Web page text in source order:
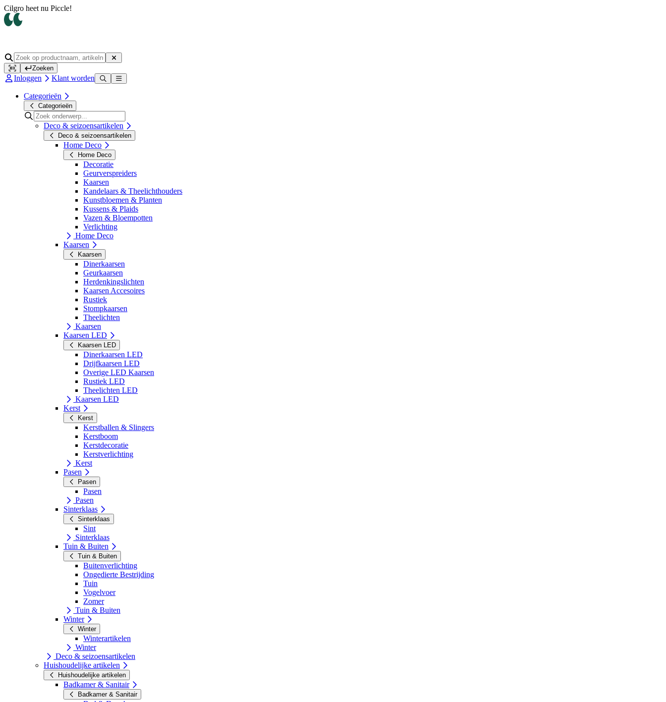
Cilgro heet nu Piccle!
Zoeken
Inloggen Klant worden
Categorieën
Categorieën
Deco & seizoensartikelen
Deco & seizoensartikelen
Home Deco
Home Deco
Decoratie
Geurverspreiders
Kaarsen
Kandelaars & Theelichthouders
Kunstbloemen & Planten
Kussens & Plaids
Vazen & Bloempotten
Verlichting
Home Deco
Kaarsen
Kaarsen
Dinerkaarsen
Geurkaarsen
Herdenkingslichten
Kaarsen Accesoires
Rustiek
Stompkaarsen
Theelichten
Kaarsen
Kaarsen LED
Kaarsen LED
Dinerkaarsen LED
Drijfkaarsen LED
Overige LED Kaarsen
Rustiek LED
Theelichten LED
Kaarsen LED
Kerst
Kerst
Kerstballen & Slingers
Kerstboom
Kerstdecoratie
Kerstverlichting
Kerst
Pasen
Pasen
Pasen
Pasen
Sinterklaas
Sinterklaas
Sint
Sinterklaas
Tuin & Buiten
Tuin & Buiten
Buitenverlichting
Ongedierte Bestrijding
Tuin
Vogelvoer
Zomer
Tuin & Buiten
Winter
Winter
Winterartikelen
Winter
Deco & seizoensartikelen
Huishoudelijke artikelen
Huishoudelijke artikelen
Badkamer & Sanitair
Badkamer & Sanitair